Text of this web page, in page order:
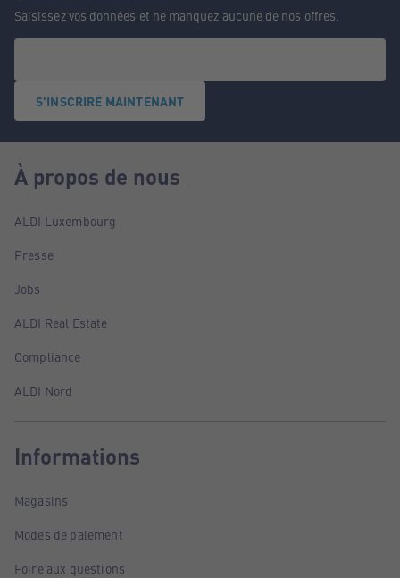
Saisissez vos données et ne manquez aucune de nos offres.
S'INSCRIRE MAINTENANT
À propos de nous
ALDI Luxembourg
Presse
Jobs
ALDI Real Estate
Compliance
ALDI Nord
Informations
Magasins
Modes de paiement
Foire aux questions